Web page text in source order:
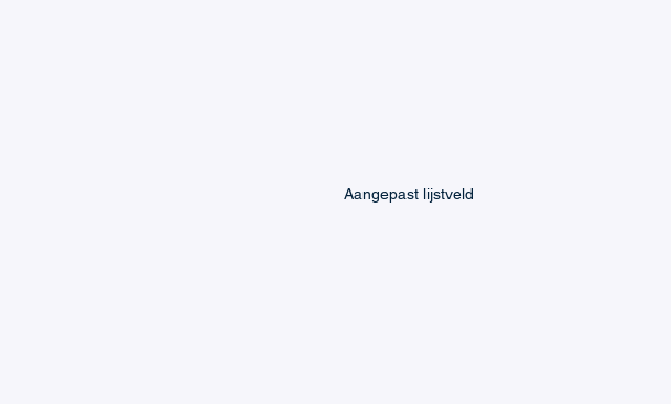
Aangepast lijstveld